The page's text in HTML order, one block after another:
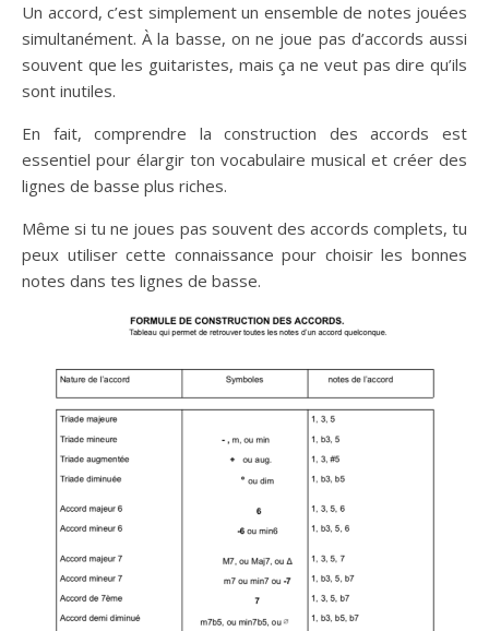
Un accord, c’est simplement un ensemble de notes jouées
simultanément. À la basse, on ne joue pas d’accords aussi
souvent que les guitaristes, mais ça ne veut pas dire qu’ils
sont inutiles.
En fait, comprendre la construction des accords est
essentiel pour élargir ton vocabulaire musical et créer des
lignes de basse plus riches.
Même si tu ne joues pas souvent des accords complets, tu
peux utiliser cette connaissance pour choisir les bonnes
notes dans tes lignes de basse.